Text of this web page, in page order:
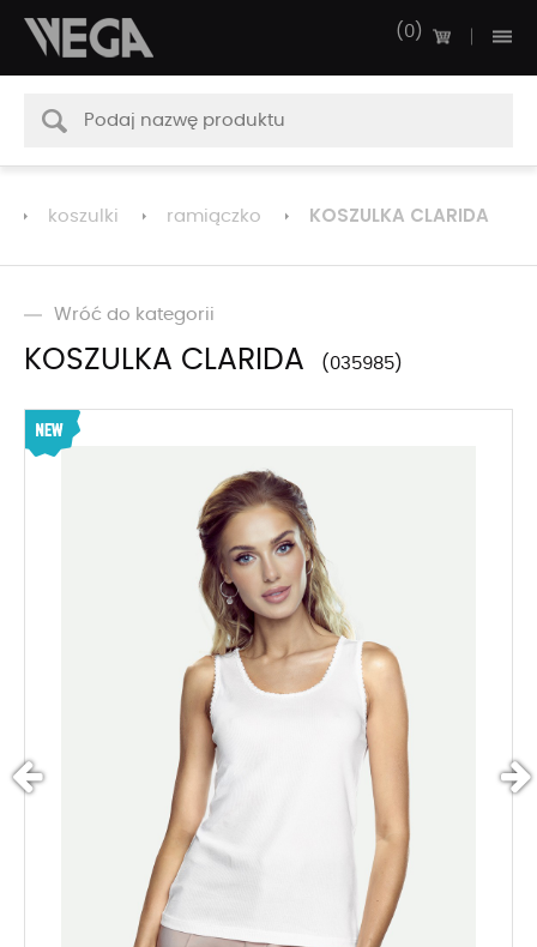
0
koszulki ramiączko KOSZULKA CLARIDA
Wróć do kategorii
KOSZULKA CLARIDA 035985